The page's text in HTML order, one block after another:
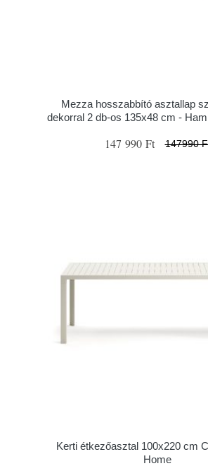
Mezza hosszabbító asztallap
dekorral 2 db-os 135x48 cm -
147 990 Ft 147990
Kerti étkezőasztal 100x220 cm
Home